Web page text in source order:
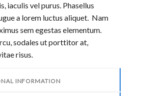
iaculis vel purus. Phasellus
a lorem luctus aliquet. Nam
sem egestas elementum.
sodales ut porttitor at,
risus.
INFORMATION